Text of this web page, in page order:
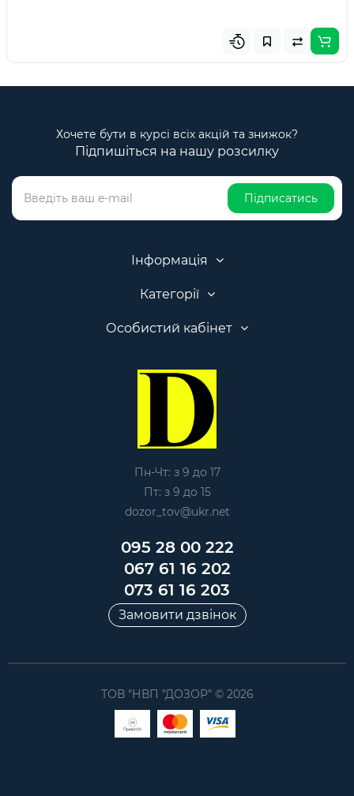
Хочете бути в курсі всіх акцій та знижок?
Підпишіться на нашу розсилку
Підписатись
Інформація
Категорії
Особистий кабінет
Пн-Чт: з 9 до 17
Пт: з 9 до 15
dozor_tov@ukr.net
095 28 00 222
067 61 16 202
073 61 16 203
Замовити дзвінок
ТОВ "НВП "ДОЗОР" © 2026